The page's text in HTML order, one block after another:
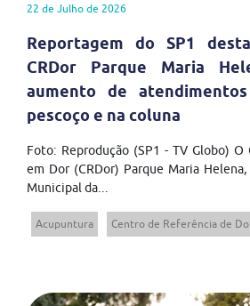
22 de Julho de 2026
Reportagem do SP1
CRDor Parque Maria
aumento de
pescoço e na coluna
Foto: Reprodução (SP1 - TV Globo)
em Dor (CRDor) Parque Maria
Municipal da...
Acupuntura Centro de Referência de